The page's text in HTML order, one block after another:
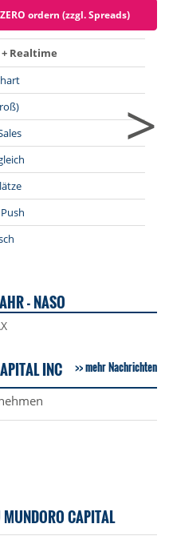
ordern (zzgl. Spreads)
Realtime
>
- NASO
INC mehr Nachrichten
CAPITAL